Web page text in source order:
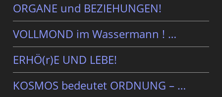
ORGANE und BEZIEHUNGEN!
VOLLMOND im Wassermann ! …
ERHÖ(r)E UND LEBE!
KOSMOS bedeutet ORDNUNG – …